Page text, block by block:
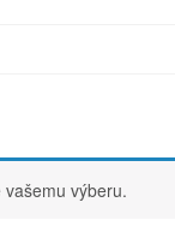
výberu.